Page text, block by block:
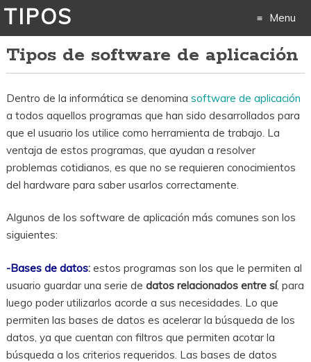
TIPOS Menu
Skip
content
Tipos de software de aplicación
Dentro de la informática se denomina software de aplicación
a todos aquellos programas que han sido desarrollados para
que el usuario los utilice como herramienta de trabajo. La
ventaja de estos programas, que ayudan a resolver
problemas cotidianos, es que no se requieren conocimientos
del hardware para saber usarlos correctamente.
Algunos de los software de aplicación más comunes son los
siguientes:
-Bases de datos: estos programas son los que le permiten al
usuario guardar una serie de datos relacionados entre sí, para
luego poder utilizarlos acorde a sus necesidades. Lo que
permiten las bases de datos es acelerar la búsqueda de los
datos, ya que cuentan con filtros que permiten acotar la
búsqueda a los criterios requeridos. Las bases de datos